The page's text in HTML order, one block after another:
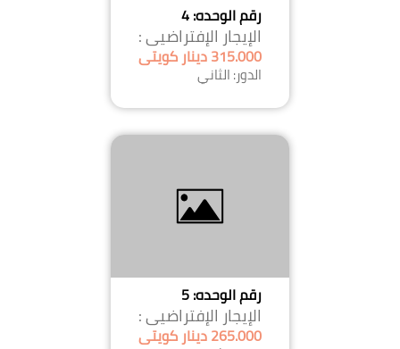
رقم الوحده: 4
الإيجار الإفتراضيى :
315.000 دينار كويتى
الدور: الثاني
رقم الوحده: 5
الإيجار الإفتراضيى :
265.000 دينار كويتى